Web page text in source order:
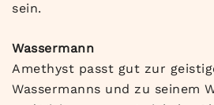
sein.
Wassermann
Amethyst passt gut zur
Wassermanns und zu seinem